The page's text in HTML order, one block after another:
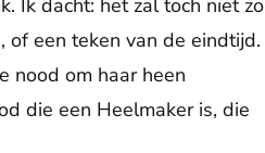
Ik dacht: het zal toch niet zo
een teken van de eindtijd.
nood om haar heen
die een Heelmaker is, die